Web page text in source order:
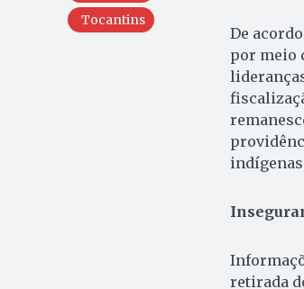
Tocantins
De
por meio
retirada